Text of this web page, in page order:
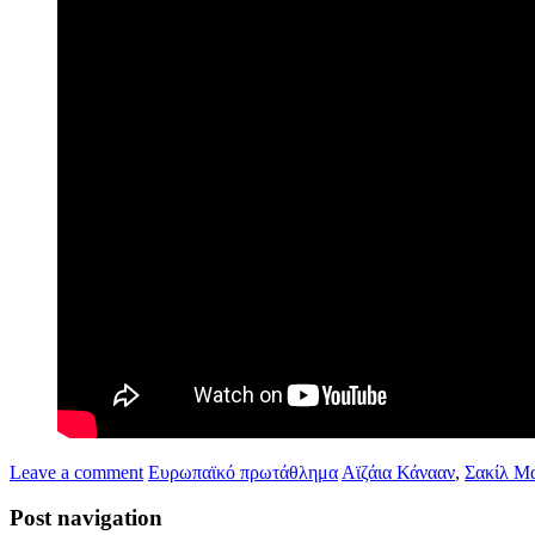
Leave a comment Ευρωπαϊκό πρωτάθλημα Αϊζάια Κάνααν, Σακίλ
Post navigation